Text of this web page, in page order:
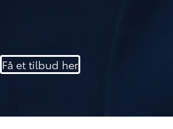
Få et tilbud her